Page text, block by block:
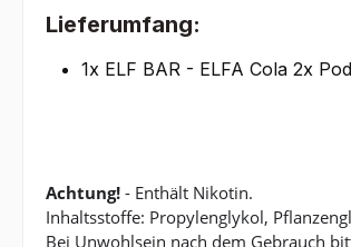
Lieferumfang:
1x ELF BAR - ELFA Cola 2x
Achtung! - Enthält Nikotin.
Inhaltsstoffe: Propylenglykol,
Bei Unwohlsein nach dem Gebrauch